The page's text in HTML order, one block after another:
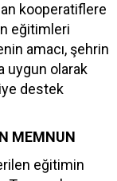
kooperatiflere
eğitimleri
amacı, şehrin
uygun olarak
destek
MEMNUN
eğitimin